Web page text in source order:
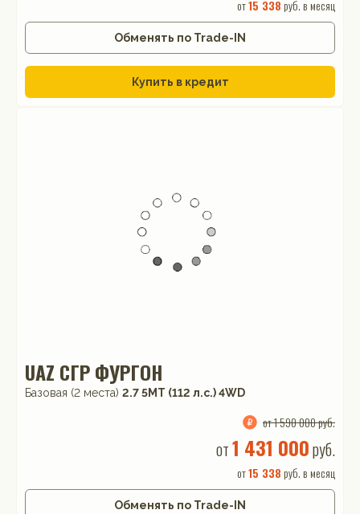
от15 338 руб. в месяц
Обменять по Trade-IN
Купить в кредит
UAZ СГР ФУРГОН
Базовая (2 места) 2.7 5MT (112 л.с.) 4WD
от 1 590 000 руб.
от1 431 000руб.
от15 338 руб. в месяц
Обменять по Trade-IN